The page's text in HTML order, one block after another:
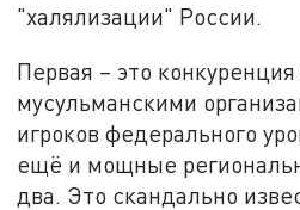
"халялизации" России.
Первая – это
мусульманскими
игроков федерального
ещё и мощные
два. Это скандально